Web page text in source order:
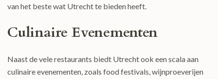
van het beste wat Utrecht te bieden heeft.
Culinaire Evenementen
Naast de vele restaurants biedt Utrecht ook een scala aan
culinaire evenementen, zoals food festivals, wijnproeverijen